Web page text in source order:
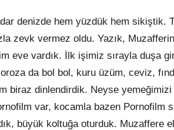
denizde hem yüzdük hem sikiştik.
zevk vermez oldu. Yazık,
eve vardık. İlk işimiz sırayla duşa
da bol bol, kuru üzüm, ceviz,
biraz dinlendirdik. Neyse
var, kocamla bazen Pornofilm
büyük koltuğa oturduk. Muzaffere